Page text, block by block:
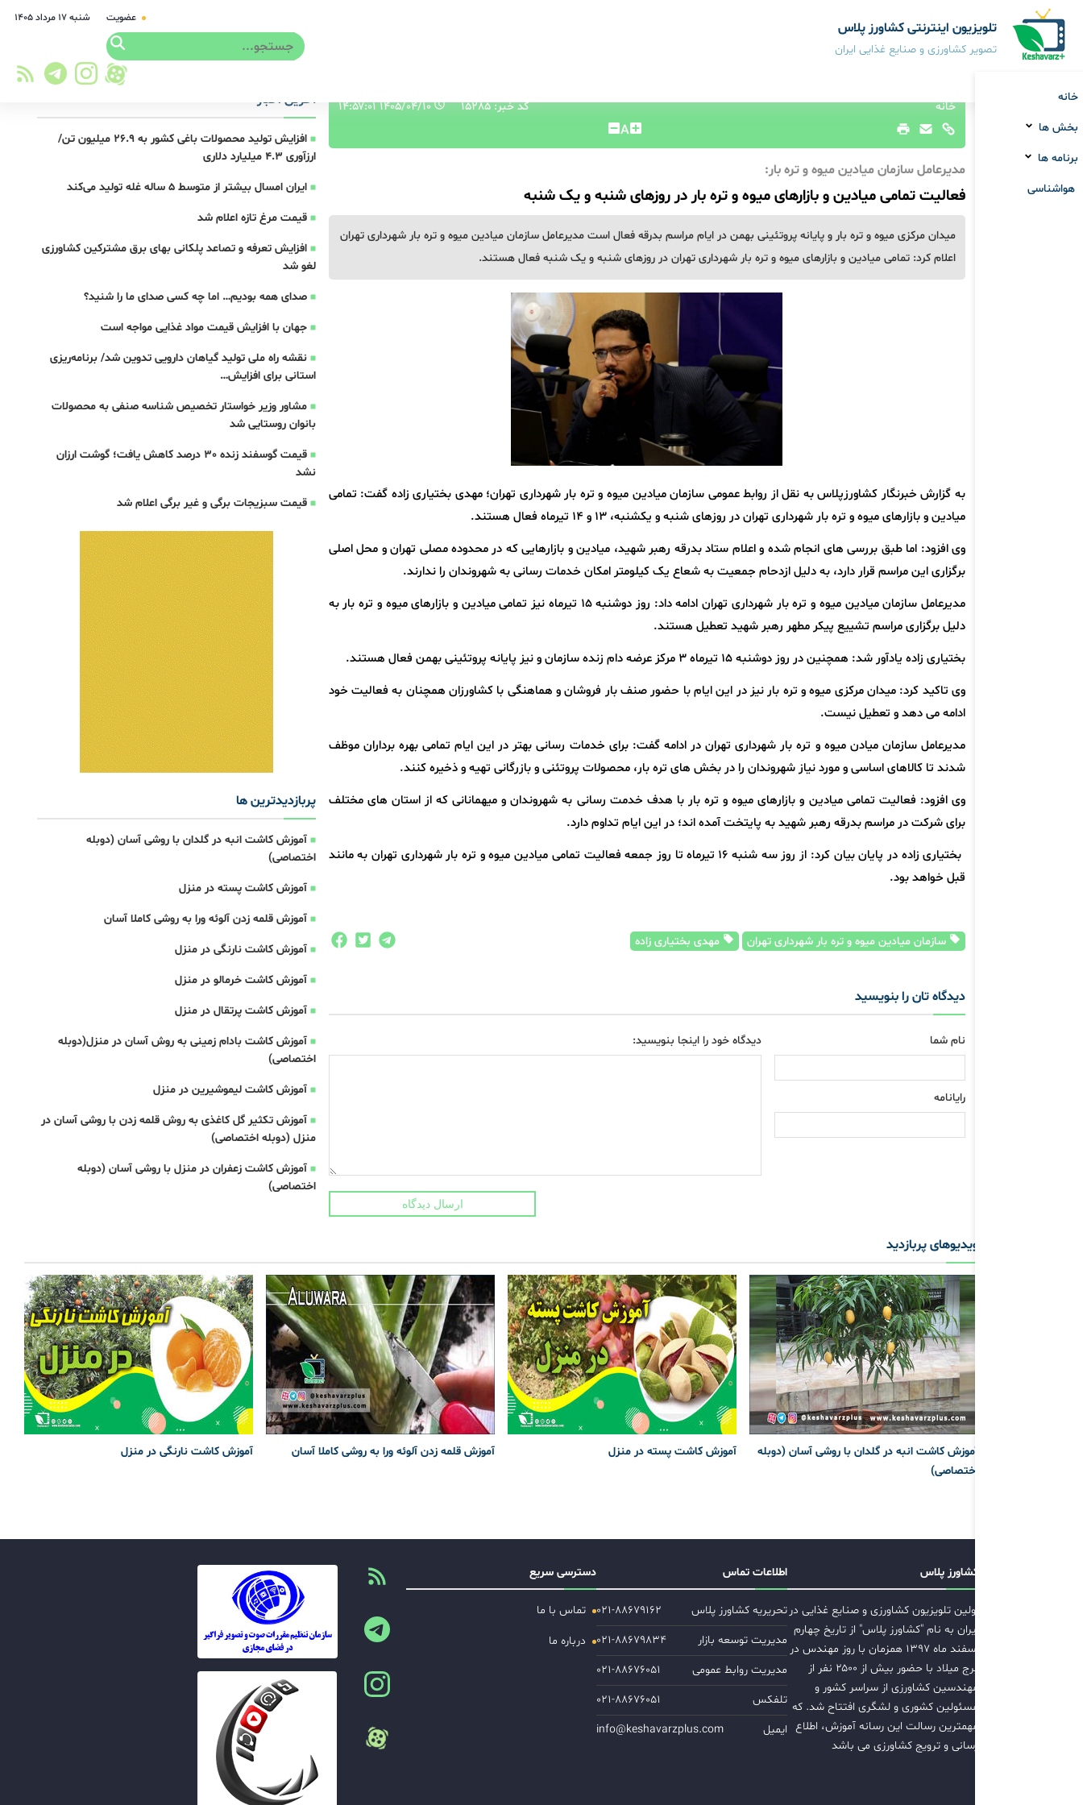
تلویزیون اینترنتی کشاورز پلاس
تصویر کشاورزی و صنایع غذایی ایران
عضویت شنبه ۱۷ مرداد ۱۴۰۵
خانه
بخش ها
برنامه ها
هواشناسی
خانه کد خبر: 15285 ۱۴۰۵/۰۴/۱۰ ۱۴:۵۷:۰۱
A
مدیرعامل سازمان میادین میوه و تره بار:
فعالیت تمامی میادین و بازارهای میوه و تره بار در روزهای شنبه و یک شنبه
میدان مرکزی میوه و تره بار و پایانه پروتئینی بهمن در ایام مراسم بدرقه فعال است مدیرعامل سازمان میادین میوه و تره بار شهرداری تهران
اعلام کرد: تمامی میادین و بازارهای میوه و تره بار شهرداری تهران در روزهای شنبه و یک شنبه فعال هستند.
به گزارش خبرنگار کشاورزپلاس به نقل از روابط عمومی سازمان میادین میوه و تره بار شهرداری تهران؛ مهدی بختیاری زاده گفت: تمامی
میادین و بازارهای میوه و تره بار شهرداری تهران در روزهای شنبه و یکشنبه، ۱۳ و ۱۴ تیرماه فعال هستند.
وی افزود: اما طبق بررسی های انجام شده و اعلام ستاد بدرقه رهبر شهید، میادین و بازارهایی که در محدوده مصلی تهران و محل اصلی
برگزاری این مراسم قرار دارد، به دلیل ازدحام جمعیت به شعاع یک کیلومتر امکان خدمات رسانی به شهروندان را ندارند.
مدیرعامل سازمان میادین میوه و تره بار شهرداری تهران ادامه داد: روز دوشنبه ۱۵ تیرماه نیز تمامی میادین و بازارهای میوه و تره بار به
دلیل برگزاری مراسم تشییع پیکر مطهر رهبر شهید تعطیل هستند.
بختیاری زاده یادآور شد: همچنین در روز دوشنبه ۱۵ تیرماه ۳ مرکز عرضه دام زنده سازمان و نیز پایانه پروتئینی بهمن فعال هستند.
وی تاکید کرد: میدان مرکزی میوه و تره بار نیز در این ایام با حضور صنف بار فروشان و هماهنگی با کشاورزان همچنان به فعالیت خود
ادامه می دهد و تعطیل نیست.
مدیرعامل سازمان میادن میوه و تره بار شهرداری تهران در ادامه گفت: برای خدمات رسانی بهتر در این ایام تمامی بهره برداران موظف
شدند تا کالاهای اساسی و مورد نیاز شهروندان را در بخش های تره بار، محصولات پروتئنی و بازرگانی تهیه و ذخیره کنند.
وی افزود: فعالیت تمامی میادین و بازارهای میوه و تره بار با هدف خدمت رسانی به شهروندان و میهمانانی که از استان های مختلف
برای شرکت در مراسم بدرقه رهبر شهید به پایتخت آمده اند؛ در این ایام تداوم دارد.
بختیاری زاده در پایان بیان کرد: از روز سه شنبه ۱۶ تیرماه تا روز جمعه فعالیت تمامی میادین میوه و تره بار شهرداری تهران به مانند
قبل خواهد بود.
سازمان میادین میوه و تره بار شهرداری تهران مهدی بختیاری زاده
دیدگاه تان را بنویسید
نام شما
رایانامه
دیدگاه خود را اینجا بنویسید:
ارسال دیدگاه
آخرین اخبار
افزایش تولید محصولات باغی کشور به ۲۶.۹ میلیون تن/
ارزآوری ۴.۳ میلیارد دلاری
ایران امسال بیشتر از متوسط 5 ساله غله تولید می‌کند
قیمت مرغ تازه اعلام شد
افزایش تعرفه و تصاعد پلکانی بهای برق مشترکین کشاورزی
لغو شد
صدای همه بودیم… اما چه کسی صدای ما را شنید؟
جهان با افزایش قیمت مواد غذایی مواجه است
نقشه راه ملی تولید گیاهان دارویی تدوین شد/ برنامه‌ریزی
استانی برای افزایش…
مشاور وزیر خواستار تخصیص شناسه صنفی به محصولات
بانوان روستایی شد
قیمت گوسفند زنده 30 درصد کاهش یافت؛ گوشت ارزان
نشد
قیمت سبزیجات برگی و غیر برگی اعلام شد
پربازدیدترین ها
آموزش کاشت انبه در گلدان با روشی آسان (دوبله
اختصاصی)
آموزش کاشت پسته در منزل
آموزش قلمه زدن آلوئه ورا به روشی کاملا آسان
آموزش کاشت نارنگی در منزل
آموزش کاشت خرمالو در منزل
آموزش کاشت پرتقال در منزل
آموزش کاشت بادام زمینی به روش آسان در منزل(دوبله
اختصاصی)
آموزش کاشت لیموشیرین در منزل
آموزش تکثیر گل کاغذی به روش قلمه زدن با روشی آسان در
منزل (دوبله اختصاصی)
آموزش کاشت زعفران در منزل با روشی آسان (دوبله
اختصاصی)
ویدیوهای پربازدید
آموزش کاشت انبه در گلدان با روشی آسان (دوبله
اختصاصی)
آموزش کاشت پسته در منزل آموزش قلمه زدن آلوئه ورا به روشی کاملا آسان آموزش کاشت نارنگی در منزل
کشاورز پلاس
اولین تلویزیون کشاورزی و صنایع غذایی در
ایران به نام "کشاورز پلاس" از تاریخ چهارم
اسفند ماه ۱۳۹۷ همزمان با روز مهندس در
برج میلاد با حضور بیش از ۲۵۰۰ نفر از
مهندسین کشاورزی از سراسر کشور و
مسئولین کشوری و لشگری افتتاح شد. که
مهمترین رسالت این رسانه آموزش، اطلاع
رسانی و ترویج کشاورزی می باشد
اطلاعات تماس
تحریریه کشاورز پلاس
۰۲۱-۸۸۶۷۹۱۶۲
مدیریت توسعه بازار
۰۲۱-۸۸۶۷۹۸۳۴
مدیریت روابط عمومی
۰۲۱-۸۸۶۷۶۰۵۱
تلفکس
۰۲۱-۸۸۶۷۶۰۵۱
ایمیل
info@keshavarzplus.com
دسترسی سریع
تماس با ما
درباره ما